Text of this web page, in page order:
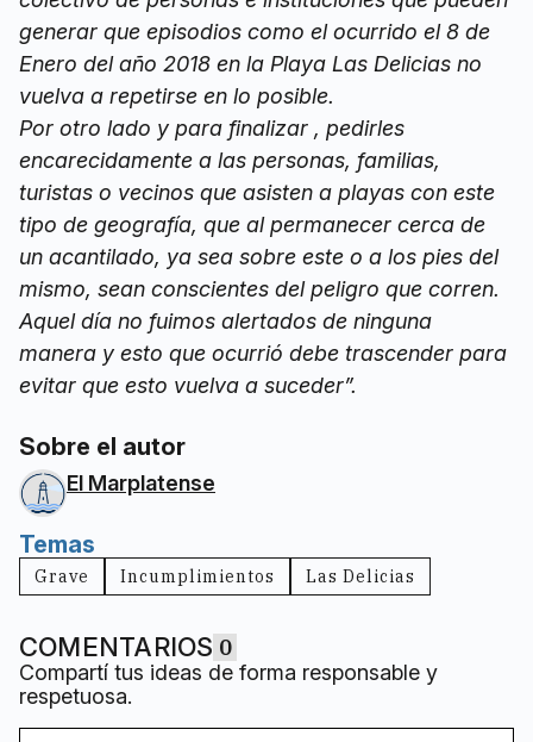
generar que episodios como el ocurrido el 8 de
Enero del año 2018 en la Playa Las Delicias no
vuelva a repetirse en lo posible.
Por otro lado y para finalizar , pedirles
encarecidamente a las personas, familias,
turistas o vecinos que asisten a playas con este
tipo de geografía, que al permanecer cerca de
un acantilado, ya sea sobre este o a los pies del
mismo, sean conscientes del peligro que corren.
Aquel día no fuimos alertados de ninguna
manera y esto que ocurrió debe trascender para
evitar que esto vuelva a suceder”.
Sobre el autor
El Marplatense
Temas
Grave Incumplimientos Las Delicias
COMENTARIOS 0
Compartí tus ideas de forma responsable y
respetuosa.